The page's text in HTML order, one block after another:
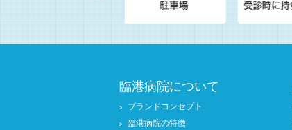
臨港病院について
ブランドコンセプト
臨港病院の特徴